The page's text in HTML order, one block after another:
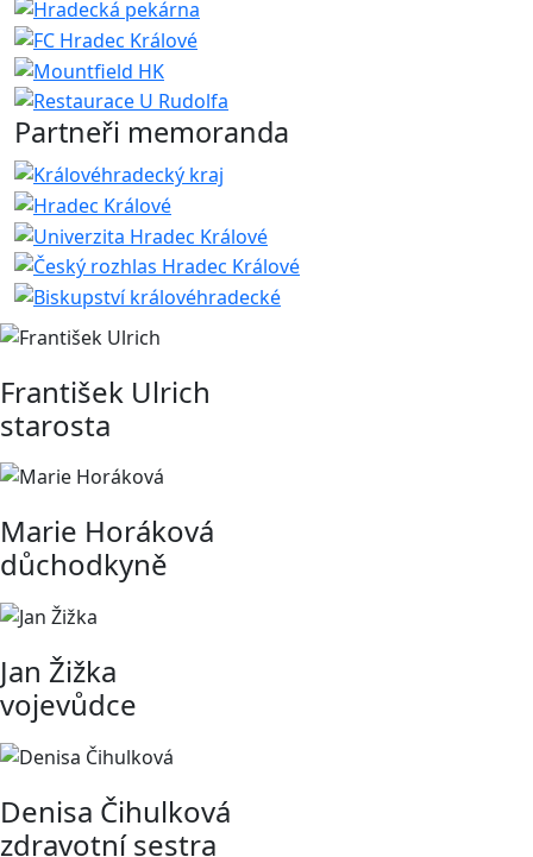
Partneři memoranda
František Ulrich
starosta
Marie Horáková
důchodkyně
Jan Žižka
vojevůdce
Denisa Čihulková
zdravotní sestra